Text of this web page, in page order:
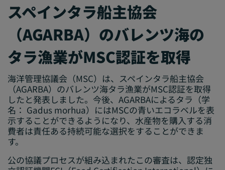
スペインタラ船主協会
（AGARBA）のバレンツ海の
タラ漁業がMSC認証を取得
海洋管理協議会（MSC）は、スペインタラ船主協会
（AGARBA）のバレンツ海タラ漁業がMSC認証を取得
したと発表しました。今後、AGARBAによるタラ（学
名： Gadus morhua）にはMSCの青いエコラベルを表
示することができるようになり、水産物を購入する消
費者は責任ある持続可能な選択をすることができま
す。
公の協議プロセスが組み込まれたこの審査は、認定独